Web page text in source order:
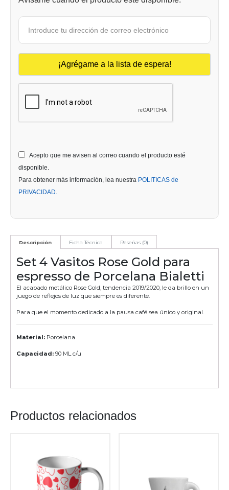
Acepto que me avisen al correo cuando el producto esté
disponible.
Para obtener más información, lea nuestra POLITICAS de
PRIVACIDAD.
Descripción Ficha Técnica Reseñas (0)
Set 4 Vasitos Rose Gold para
espresso de Porcelana Bialetti
El acabado metálico Rose Gold, tendencia 2019/2020, le da brillo en un
juego de reflejos de luz que siempre es diferente.
Para que el momento dedicado a la pausa café sea único y original.
Material: Porcelana
Capacidad: 90 ML c/u
Productos relacionados